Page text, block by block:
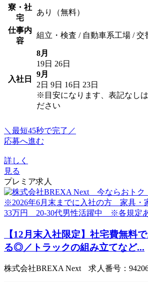
寮・社
宅
あり（無料）
仕事内
容
組立・検査 / 自動車系工場 / 交
入社日
8月
19日 26日
9月
2日 9日 16日 23日
※目安になります、表記なし
ださい
＼最短45秒で完了／
応募へ進む
詳しく
見る
プレミア求人
【12月末入社限定】社宅費無料
る◎／トラックの組み立てなど...
株式会社BREXA Next 求人番号：